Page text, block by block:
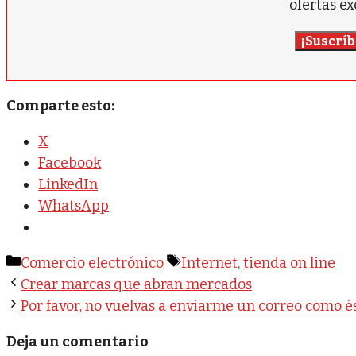
ofertas
Comparte esto:
X
Facebook
LinkedIn
WhatsApp
Categorías
Comercio electrónico Etiquetas
Internet,tienda on line
Crear marcas que abran mercados
Por favor, no vuelvas a enviarme un correo como
Deja un comentario